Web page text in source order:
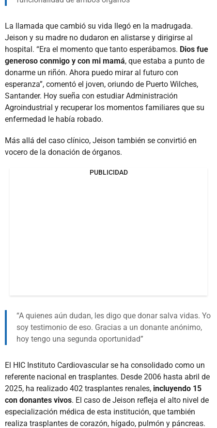
La llamada que cambió su vida llegó en la madrugada.
Jeison y su madre no dudaron en alistarse y dirigirse al
hospital. “Era el momento que tanto esperábamos. Dios fue
generoso conmigo y con mi mamá, que estaba a punto de
donarme un riñón. Ahora puedo mirar al futuro con
esperanza”, comentó el joven, oriundo de Puerto Wilches,
Santander. Hoy sueña con estudiar Administración
Agroindustrial y recuperar los momentos familiares que su
enfermedad le había robado.
Más allá del caso clínico, Jeison también se convirtió en
vocero de la donación de órganos.
PUBLICIDAD
A quienes aún dudan, les digo que donar salva vidas. Yo
soy testimonio de eso. Gracias a un donante anónimo,
hoy tengo una segunda oportunidad
El HIC Instituto Cardiovascular se ha consolidado como un
referente nacional en trasplantes. Desde 2006 hasta abril de
2025, ha realizado 402 trasplantes renales, incluyendo 15
con donantes vivos. El caso de Jeison refleja el alto nivel de
especialización médica de esta institución, que también
realiza trasplantes de corazón, hígado, pulmón y páncreas.